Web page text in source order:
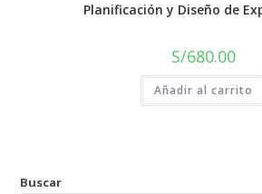
Planificación y Diseño de
S/680.00
Añadir al carrito
Buscar